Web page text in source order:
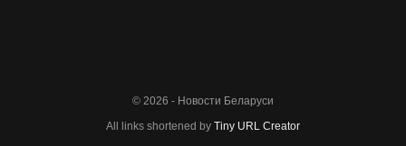
© 2026 - Новости Беларуси
All links shortened by Tiny URL Creator